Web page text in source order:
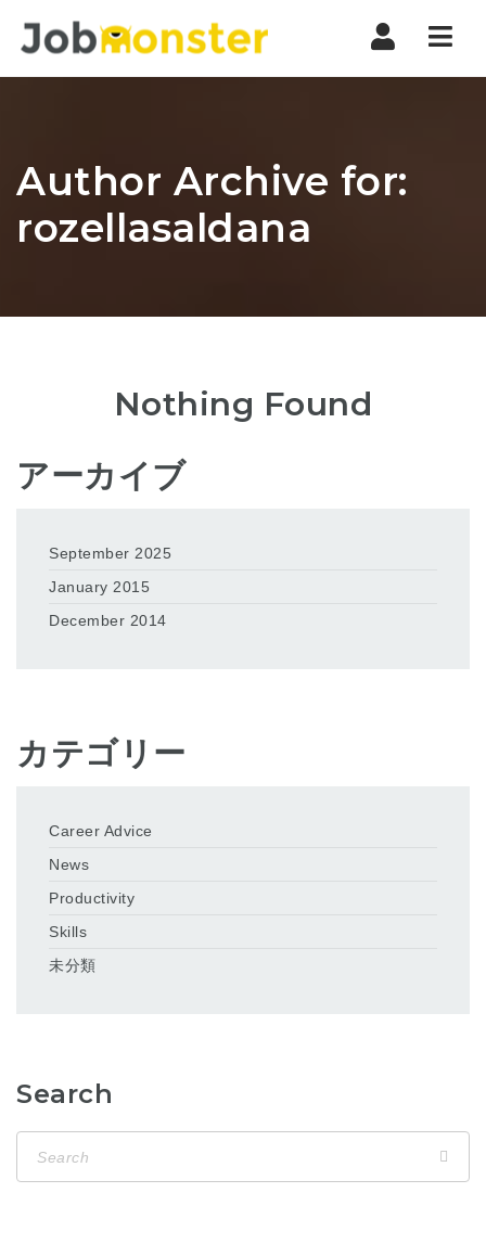
Author Archive for:
rozellasaldana
Nothing Found
アーカイブ
September 2025
January 2015
December 2014
カテゴリー
Career Advice
News
Productivity
Skills
未分類
Search